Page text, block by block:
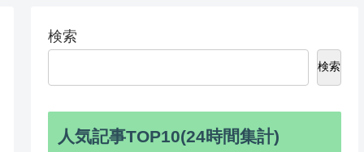
検索
検索
人気記事TOP10(24時間集計)